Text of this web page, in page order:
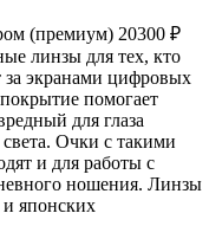
(премиум) 20300 ₽
линзы для тех, кто
экранами цифровых
помогает
для глаза
света. Очки с такими
и для работы с
ношения. Линзы
японских